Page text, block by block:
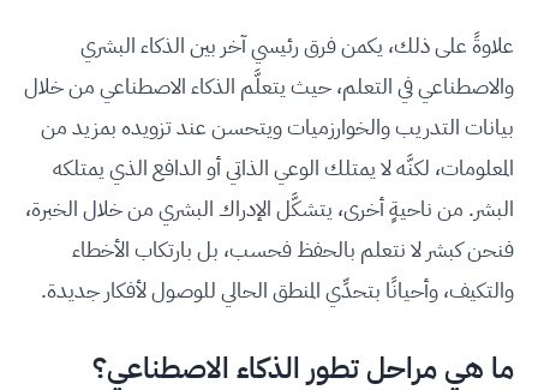
علاوةً على ذلك، يكمن فرق رئيسي آخر بين الذكاء البشري
والاصطناعي في التعلم، حيث يتعلَّم الذكاء الاصطناعي من خلال
بيانات التدريب والخوارزميات ويتحسن عند تزويده بمزيد من
المعلومات، لكنَّه لا يمتلك الوعي الذاتي أو الدافع الذي يمتلكه
البشر. من ناحيةٍ أخرى، يتشكَّل الإدراك البشري من خلال الخبرة،
فنحن كبشر لا نتعلم بالحفظ فحسب، بل بارتكاب الأخطاء
والتكيف، وأحيانًا بتحدِّي المنطق الحالي للوصول لأفكار جديدة.
ما هي مراحل تطور الذكاء الاصطناعي؟